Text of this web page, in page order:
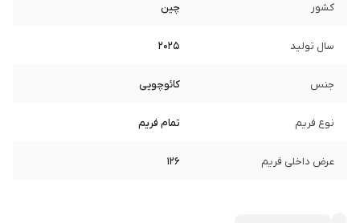
کشور چین
سال تولید 2025
جنس کائوچویی
نوع فریم تمام فریم
عرض داخلی فریم 126